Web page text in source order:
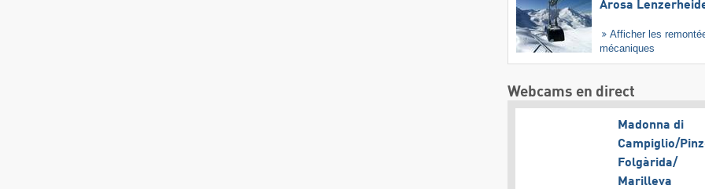
Arosa
Afficher les
mécaniques
Webcams en direct
Madonna di
Campiglio/​
Folgàrida/​
Marilleva